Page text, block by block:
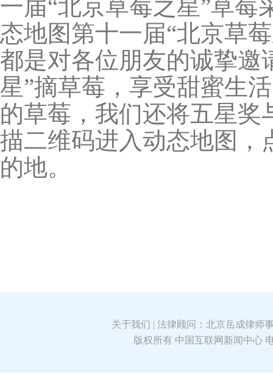
一届“北京草莓之星”草莓
态地图第十一届“北京草
都是对各位朋友的诚挚邀
星”摘草莓，享受甜蜜生
的草莓，我们还将五星
描二维码进入动态地图，
的地。
关于我们 | 法律顾问：北京岳成律师
版权所有 中国互联网新闻中心